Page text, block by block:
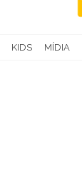
KIDS MÍDIA